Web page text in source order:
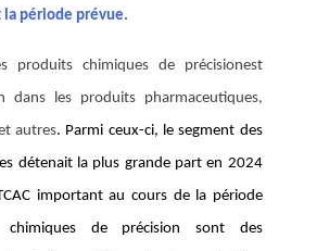
période prévue.
produits chimiques de précisionest
dans les produits pharmaceutiques,
autres. Parmi ceux-ci, le segment des
détenait la plus grande part en 2024
important au cours de la période
chimiques de précision sont des